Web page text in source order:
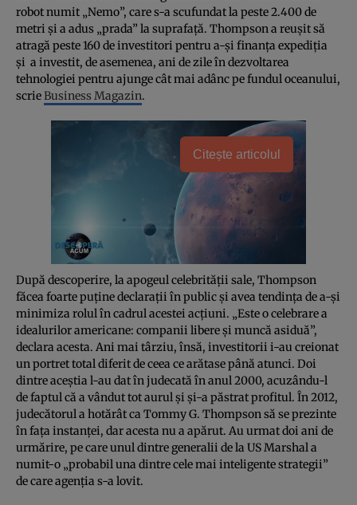
robot numit „Nemo”, care s-a scufundat la peste 2.400 de
metri şi a adus „prada” la suprafaţă. Thompson a reuşit să
atragă peste 160 de investitori pentru a-şi finanţa expediţia
şi a investit, de asemenea, ani de zile în dezvoltarea
tehnologiei pentru ajunge cât mai adânc pe fundul oceanului,
scrieBusiness Magazin.
Citește articolul
După descoperire, la apogeul celebrităţii sale, Thompson
făcea foarte puţine declaraţii în public şi avea tendinţa de a-şi
minimiza rolul în cadrul acestei acţiuni. „Este o celebrare a
idealurilor americane: companii libere şi muncă asiduă”,
declara acesta. Ani mai târziu, însă, investitorii i-au creionat
un portret total diferit de ceea ce arătase până atunci. Doi
dintre aceştia l-au dat în judecată în anul 2000, acuzându-l
de faptul că a vândut tot aurul şi şi-a păstrat profitul. În 2012,
judecătorul a hotărât ca Tommy G. Thompson să se prezinte
în faţa instanţei, dar acesta nu a apărut. Au urmat doi ani de
urmărire, pe care unul dintre generalii de la US Marshal a
numit-o „probabil una dintre cele mai inteligente strategii”
de care agenţia s-a lovit.